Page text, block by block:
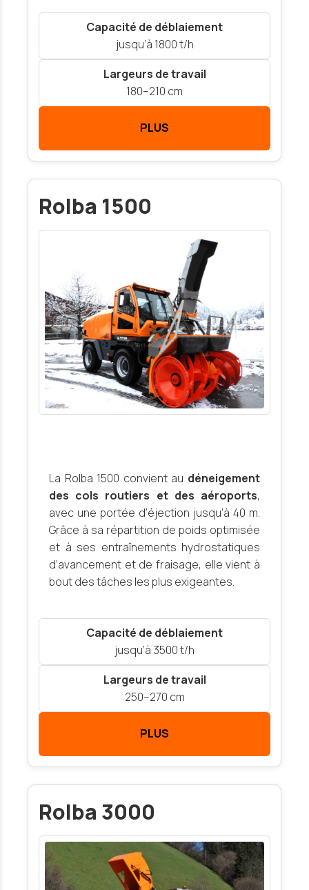
Capacité de déblaiement
jusqu’à 1800 t/h
Largeurs de travail
180–210 cm
PLUS
Rolba 1500
La Rolba 1500 convient au déneigement
des cols routiers et des aéroports,
avec une portée d’éjection jusqu’à 40 m.
Grâce à sa répartition de poids optimisée
et à ses entraînements hydrostatiques
d’avancement et de fraisage, elle vient à
bout des tâches les plus exigeantes.
Capacité de déblaiement
jusqu’à 3500 t/h
Largeurs de travail
250–270 cm
PLUS
Rolba 3000